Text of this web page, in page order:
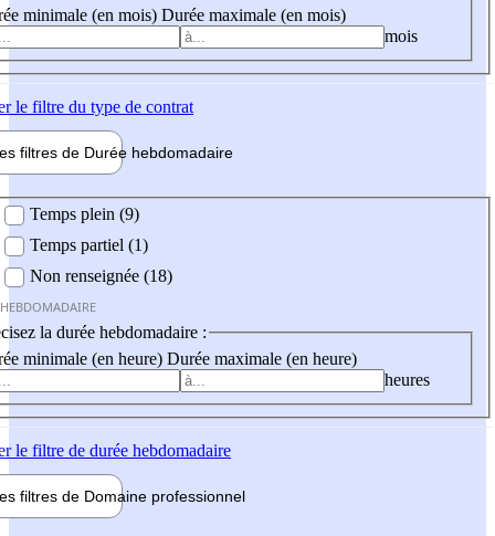
minimale (en mois) Durée maximale (en mois)
mois
le filtre du type de contrat
filtres de Durée hebdomadaire
Temps plein (9)
Temps partiel (1)
Non renseignée (18)
la durée hebdomadaire :
minimale (en heure) Durée maximale (en heure)
heures
le filtre de durée hebdomadaire
filtres de Domaine professionnel